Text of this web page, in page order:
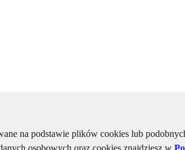
na podstawie plików cookies lub
osobowych oraz cookies znajdziesz w